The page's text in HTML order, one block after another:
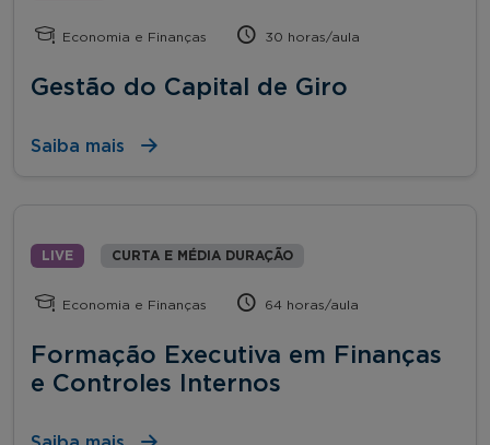
Economia e Finanças 30 horas/aula
Gestão do Capital de Giro
Saiba mais
LIVE CURTA E MÉDIA DURAÇÃO
Economia e Finanças 64 horas/aula
Formação Executiva em Finanças
e Controles Internos